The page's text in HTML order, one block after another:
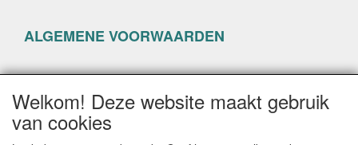
ALGEMENE VOORWAARDEN
PRIVACYVERKLARING
Welkom! Deze website maakt gebruik
van cookies